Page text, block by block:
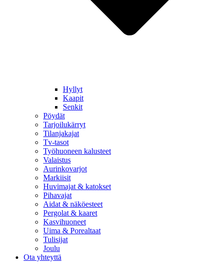
Hyllyt
Kaapit
Senkit
Pöydät
Tarjoilukärryt
Tilanjakajat
Tv-tasot
Työhuoneen kalusteet
Valaistus
Aurinkovarjot
Markiisit
Huvimajat & katokset
Pihavajat
Aidat & näköesteet
Pergolat & kaaret
Kasvihuoneet
Uima & Porealtaat
Tulisijat
Joulu
Ota yhteyttä